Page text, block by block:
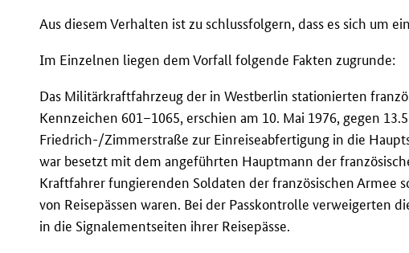
Aus diesem Verhalten ist zu schlussfolgern, dass es sich um
Im Einzelnen liegen dem Vorfall folgende Fakten zugrunde:
Das Militärkraftfahrzeug der in Westberlin stationierten
Kennzeichen 601–1065, erschien am 10. Mai 1976, gegen
Friedrich-/Zimmerstraße zur Einreiseabfertigung in die
war besetzt mit dem angeführten Hauptmann der
Kraftfahrer fungierenden Soldaten der französischen Armee
von Reisepässen waren. Bei der Passkontrolle verweigerten
in die Signalementseiten ihrer Reisepässe.